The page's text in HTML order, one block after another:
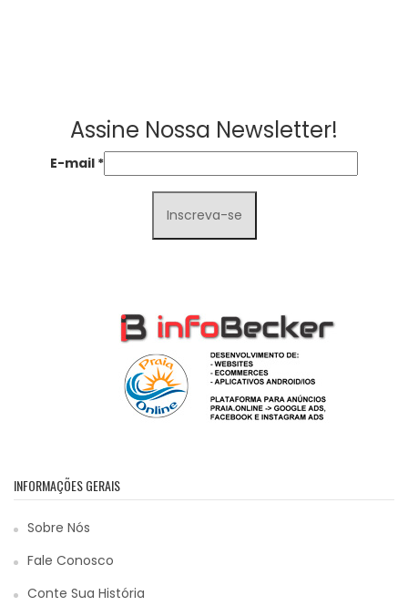
Assine Nossa Newsletter!
E-mail *
INFORMAÇÕES GERAIS
Sobre Nós
Fale Conosco
Conte Sua História